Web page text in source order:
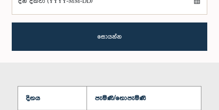
සොයන්න
දිනය පැමිණි/නොපැමිණි